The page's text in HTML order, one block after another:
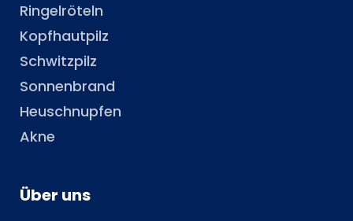
Ringelröteln
Kopfhautpilz
Schwitzpilz
Sonnenbrand
Heuschnupfen
Akne
Über uns